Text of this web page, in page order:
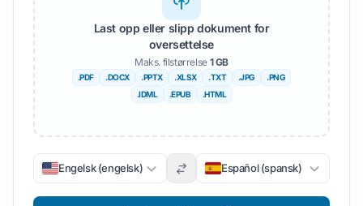
Last opp eller slipp dokument for
oversettelse
Maks. filstørrelse 1 GB
.PDF .DOCX .PPTX .XLSX .TXT .JPG
.PNG
.IDML
.EPUB .HTML
Engelsk (engelsk) Español (spansk)